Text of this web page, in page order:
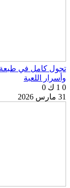
وأسرار اللعبة
0 1 ك
0
31 مارس 2026